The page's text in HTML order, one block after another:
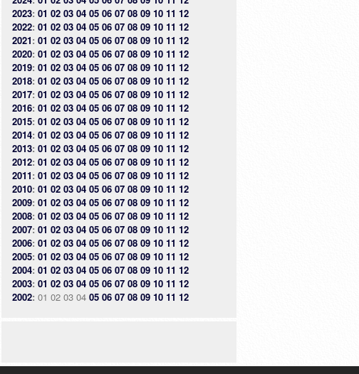
2023: 01 02 03 04 05 06 07 08 09 10 11 12
2022: 01 02 03 04 05 06 07 08 09 10 11 12
2021: 01 02 03 04 05 06 07 08 09 10 11 12
2020: 01 02 03 04 05 06 07 08 09 10 11 12
2019: 01 02 03 04 05 06 07 08 09 10 11 12
2018: 01 02 03 04 05 06 07 08 09 10 11 12
2017: 01 02 03 04 05 06 07 08 09 10 11 12
2016: 01 02 03 04 05 06 07 08 09 10 11 12
2015: 01 02 03 04 05 06 07 08 09 10 11 12
2014: 01 02 03 04 05 06 07 08 09 10 11 12
2013: 01 02 03 04 05 06 07 08 09 10 11 12
2012: 01 02 03 04 05 06 07 08 09 10 11 12
2011: 01 02 03 04 05 06 07 08 09 10 11 12
2010: 01 02 03 04 05 06 07 08 09 10 11 12
2009: 01 02 03 04 05 06 07 08 09 10 11 12
2008: 01 02 03 04 05 06 07 08 09 10 11 12
2007: 01 02 03 04 05 06 07 08 09 10 11 12
2006: 01 02 03 04 05 06 07 08 09 10 11 12
2005: 01 02 03 04 05 06 07 08 09 10 11 12
2004: 01 02 03 04 05 06 07 08 09 10 11 12
2003: 01 02 03 04 05 06 07 08 09 10 11 12
2002: 01 02 03 04 05 06 07 08 09 10 11 12